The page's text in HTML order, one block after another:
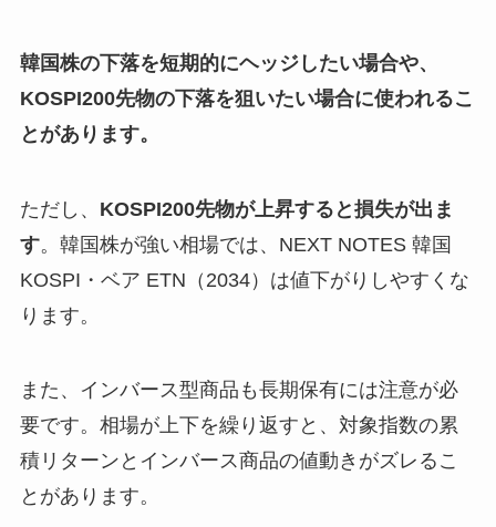
韓国株の下落を短期的にヘッジしたい場合や、
KOSPI200先物の下落を狙いたい場合に使われるこ
とがあります。
ただし、 KOSPI200先物が上昇すると損失が出ま
す。韓国株が強い相場では、NEXT NOTES 韓国
KOSPI・ベア ETN（2034）は値下がりしやすくな
ります。
また、インバース型商品も長期保有には注意が必
要です。相場が上下を繰り返すと、対象指数の累
積リターンとインバース商品の値動きがズレるこ
とがあります。